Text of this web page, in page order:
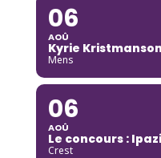
06
AOÛ
Kyrie
Mens
06
AOÛ
Le concours :
Crest